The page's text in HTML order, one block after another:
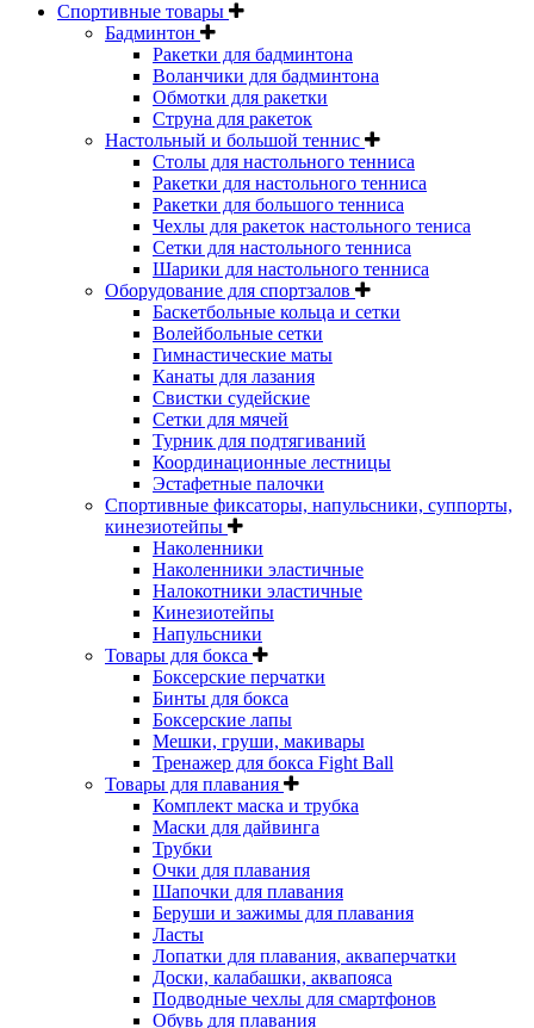
Спортивные товары
Бадминтон
Ракетки для бадминтона
Воланчики для бадминтона
Обмотки для ракетки
Струна для ракеток
Настольный и большой теннис
Столы для настольного тенниса
Ракетки для настольного тенниса
Ракетки для большого тенниса
Чехлы для ракеток настольного тениса
Сетки для настольного тенниса
Шарики для настольного тенниса
Оборудование для спортзалов
Баскетбольные кольца и сетки
Волейбольные сетки
Гимнастические маты
Канаты для лазания
Свистки судейские
Сетки для мячей
Турник для подтягиваний
Координационные лестницы
Эстафетные палочки
Спортивные фиксаторы, напульсники, суппорты,
кинезиотейпы
Наколенники
Наколенники эластичные
Налокотники эластичные
Кинезиотейпы
Напульсники
Товары для бокса
Боксерские перчатки
Бинты для бокса
Боксерские лапы
Мешки, груши, макивары
Тренажер для бокса Fight Ball
Товары для плавания
Комплект маска и трубка
Маски для дайвинга
Трубки
Очки для плавания
Шапочки для плавания
Беруши и зажимы для плавания
Ласты
Лопатки для плавания, акваперчатки
Доски, калабашки, аквапояса
Подводные чехлы для смартфонов
Обувь для плавания